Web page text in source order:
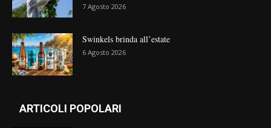
7 Agosto 2026
Swinkels brinda all’estate
6 Agosto 2026
ARTICOLI POPOLARI